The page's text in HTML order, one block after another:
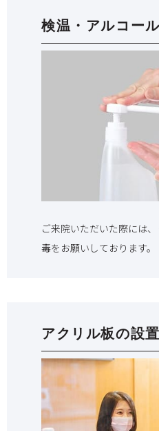
検温・アルコー
ご来院いただいた際には
毒をお願いしております。
アクリル板の設置